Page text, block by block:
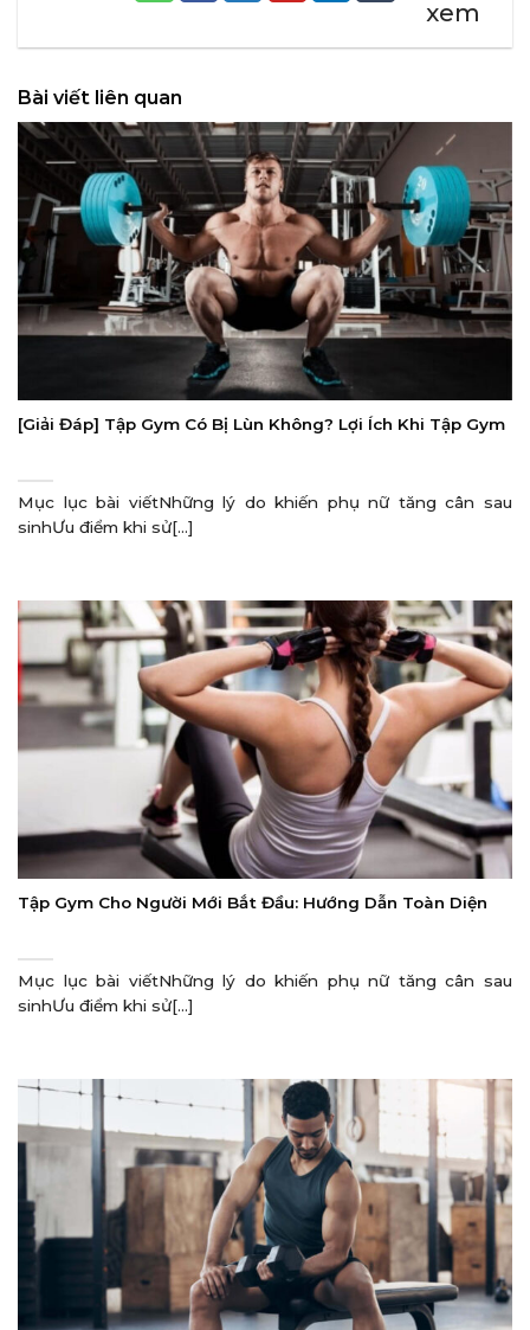
xem
Bài viết liên quan
[Giải Đáp] Tập Gym Có Bị Lùn Không? Lợi Ích Khi Tập Gym
Mục lục bài viếtNhững lý do khiến phụ nữ tăng cân sau
sinhƯu điểm khi sử[...]
Tập Gym Cho Người Mới Bắt Đầu: Hướng Dẫn Toàn Diện
Mục lục bài viếtNhững lý do khiến phụ nữ tăng cân sau
sinhƯu điểm khi sử[...]